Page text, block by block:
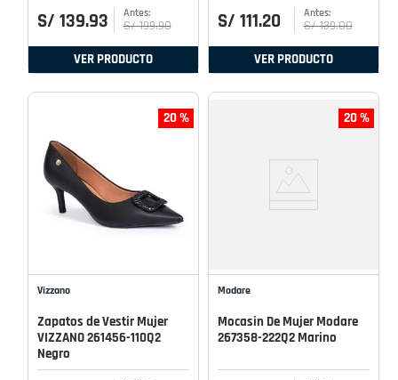
S/ 139.93 S/ 199.90
VER PRODUCTO
S/ 111.20 S/ 139.00
VER PRODUCTO
20 %
Vizzano
Zapatos de Vestir Mujer
VIZZANO 261456-110Q2
Negro
20 %
Modare
Mocasin De Mujer Modare
267358-222Q2 Marino